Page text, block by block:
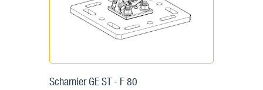
Scharnier GE ST - F 80